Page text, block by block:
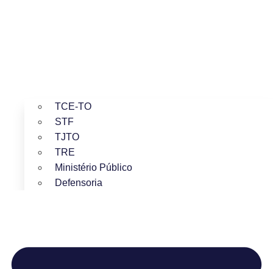
TCE-TO
STF
TJTO
TRE
Ministério Público
Defensoria